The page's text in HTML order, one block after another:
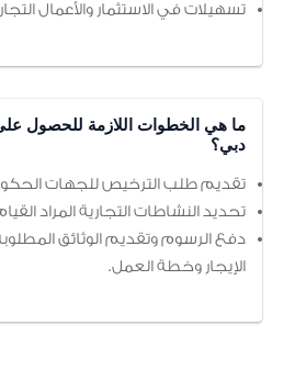
تسهيلات في الاستثمار والأعمال
ما هي الخطوات اللازمة للحصول
دبي؟
تقديم طلب الترخيص للجهات
تحديد النشاطات التجارية المراد
دفع الرسوم وتقديم الوثائق
الإيجار وخطة العمل.